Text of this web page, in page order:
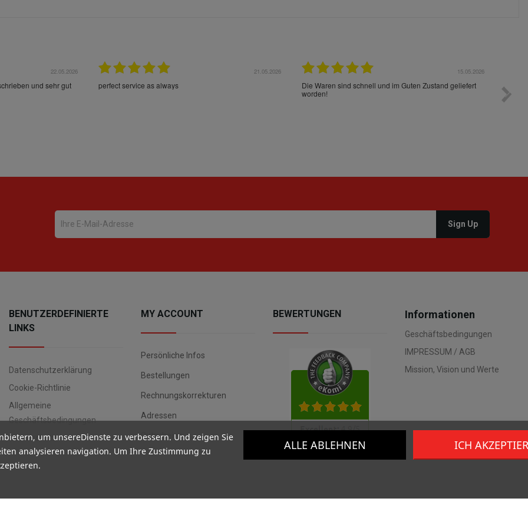
22.05.2026
und sehr gut
21.05.2026
perfect service as always
15.05.2026
Die Waren sind schnell und im Guten Zustand geliefert
worden!
BENUTZERDEFINIERTE
LINKS
Datenschutzerklärung
Cookie-Richtlinie
Allgemeine
Geschäftsbedingungen
Datenschutz
MY ACCOUNT
Persönliche Infos
Bestellungen
Rechnungskorrekturen
Adressen
Gutscheine
BEWERTUNGEN Informationen
Geschäftsbedingungen
IMPRESSUM / AGB
Mission, Vision und Werte
um unsereDienste zu verbessern. Und zeigen Sie
analysieren navigation. Um Ihre Zustimmung zu
ALLE ABLEHNEN ICH